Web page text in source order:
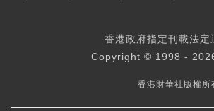
香港政府指定刊載法
Copyright © 1998 -
香港財華社版權所